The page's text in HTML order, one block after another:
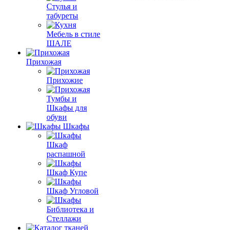
Стулья и
табуреты
Мебель в стиле
ШАЛЕ
Прихожая
Прихожие
Тумбы и
Шкафы для
обуви
Шкафы
Шкаф
распашной
Шкаф Купе
Шкаф Угловой
Библиотека и
Стеллажи